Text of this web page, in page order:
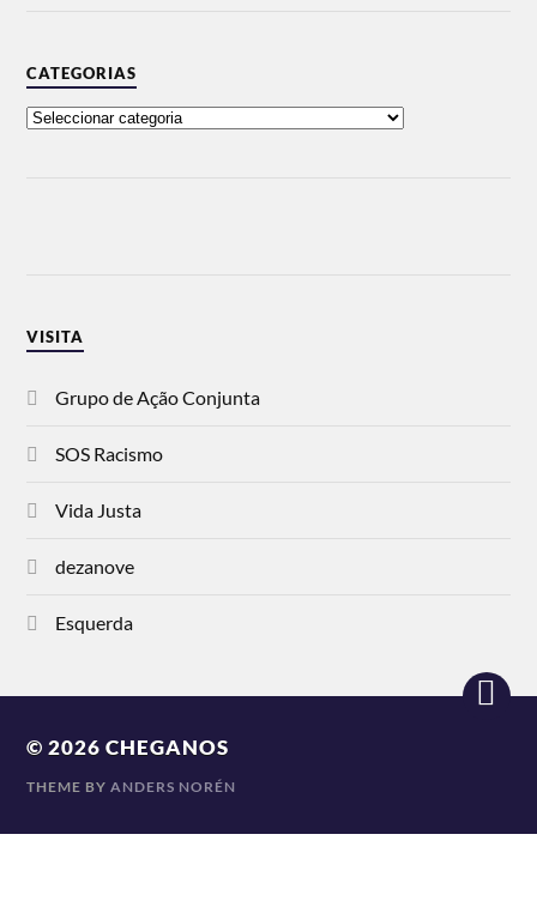
CATEGORIAS
VISITA
Grupo de Ação Conjunta
SOS Racismo
Vida Justa
dezanove
Esquerda
© 2026CHEGANOS
THEME BYANDERS NORÉN